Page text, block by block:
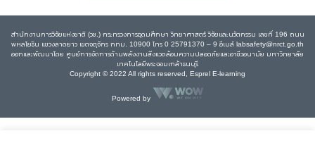
สำนักงานการวิจัยแห่งชาติ (วช.) กระทรวงการอุดมศึกษา วิทยาศาสตร์ วิจัยและนวัตกรรม เลขที่ 196 ถนน
พหลโยธิน แขวงลาดยาว เขตจตุจักร กทม. 10900 โทร 0 25791370 – 9 อีเมล์ labsafety@nrct.go.th
ออกและพัฒนาโดย ศูนย์การจัดการด้านพลังงานสิ่งแวดล้อมความปลอดภัยและอาชีวอนามัย มหาวิทยาลัย
เทคโนโลยีพระจอมเกล้าธนบุรี
Copyright © 2022 All rights reserved, Esprel E-learning
Powered by